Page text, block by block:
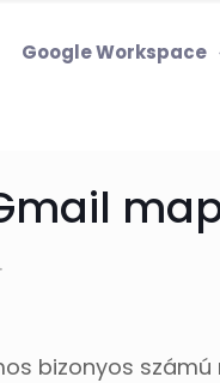
Google Workspace
bizonyos